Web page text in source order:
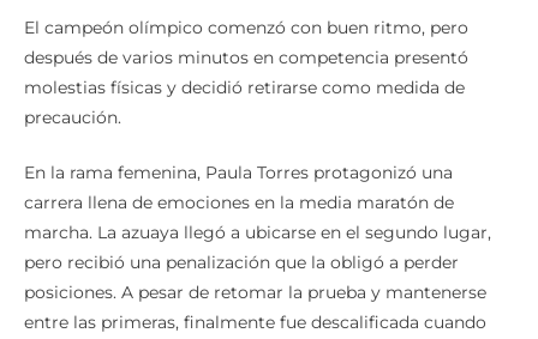
El campeón olímpico comenzó con buen ritmo, pero
después de varios minutos en competencia presentó
molestias físicas y decidió retirarse como medida de
precaución.
En la rama femenina, Paula Torres protagonizó una
carrera llena de emociones en la media maratón de
marcha. La azuaya llegó a ubicarse en el segundo lugar,
pero recibió una penalización que la obligó a perder
posiciones. A pesar de retomar la prueba y mantenerse
entre las primeras, finalmente fue descalificada cuando